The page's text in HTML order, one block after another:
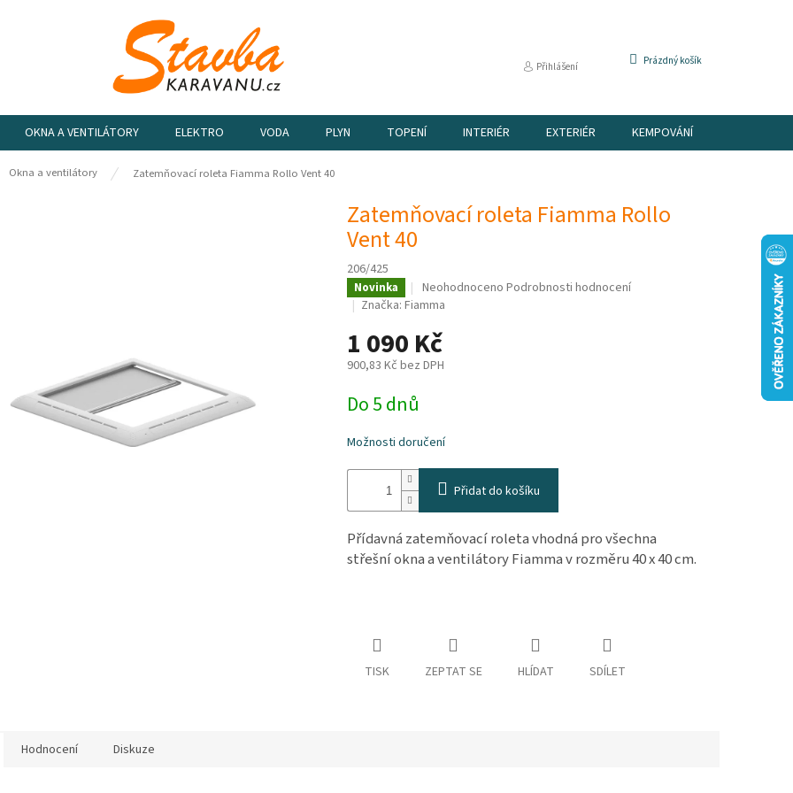
Přihlášení
NÁKUPNÍ
Prázdný košík
OKNA A VENTILÁTORY ELEKTRO VODA PLYN TOPENÍ INTERIÉR EXTERIÉR KEMPOVÁNÍ
Okna a ventilátory Zatemňovací roleta Fiamma Rollo Vent 40
Zatemňovací roleta Fiamma Rollo
Vent 40
206/425
Novinka
Průměrné
hodnocení
je
0,0
z
Neohodnoceno Podrobnosti hodnocení
Značka:Fiamma
1 090 Kč
900,83 Kč bez DPH
cena:
Do 5 dnů
Možnosti doručení
Přidat do košíku
Přídavná zatemňovací roleta vhodná pro všechna
střešní okna a ventilátory Fiamma v rozměru 40 x 40 cm.
TISK ZEPTAT SE HLÍDAT SDÍLET
Hodnocení Diskuze